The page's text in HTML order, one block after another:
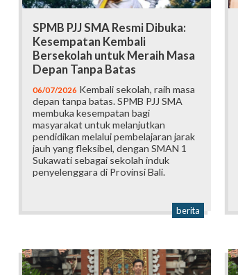
SPMB PJJ SMA Resmi Dibuka:
Kesempatan Kembali
Bersekolah untuk Meraih Masa
Depan Tanpa Batas
06/07/2026 Kembali sekolah, raih masa
depan tanpa batas. SPMB PJJ SMA
membuka kesempatan bagi
masyarakat untuk melanjutkan
pendidikan melalui pembelajaran jarak
jauh yang fleksibel, dengan SMAN 1
Sukawati sebagai sekolah induk
penyelenggara di Provinsi Bali.
berita